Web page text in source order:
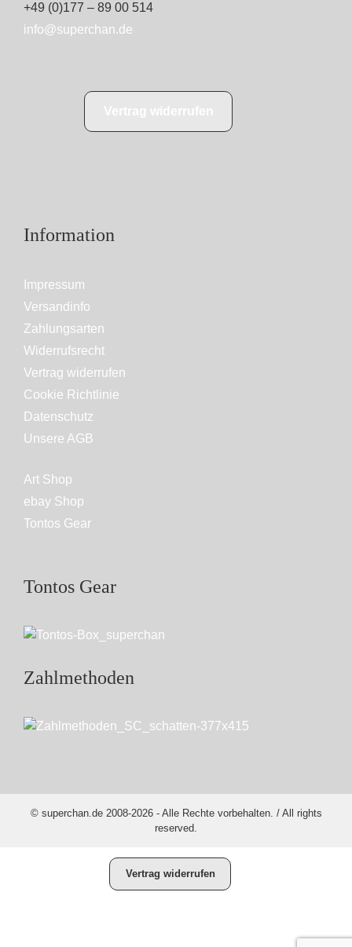
+49 (0)177 – 89 00 514
info@superchan.de
Information
Impressum
Versandinfo
Zahlungsarten
Widerrufsrecht
Vertrag widerrufen
Cookie Richtlinie
Datenschutz
Unsere AGB
Art Shop
ebay Shop
Tontos Gear
Tontos Gear
Zahlmethoden
© superchan.de 2008-2026 - Alle Rechte vorbehalten. / All rights
reserved.
Vertrag widerrufen